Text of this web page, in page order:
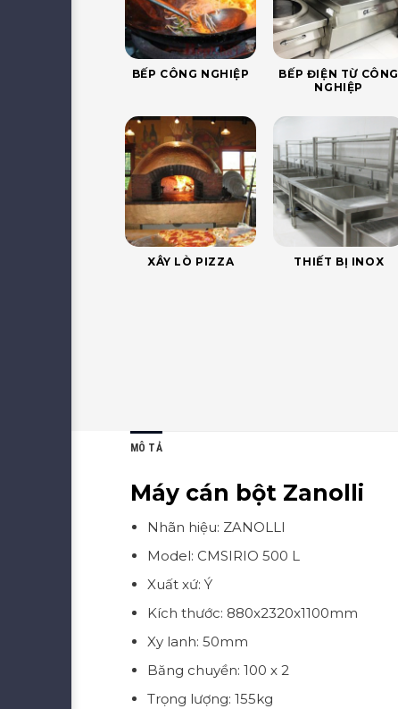
BẾP CÔNG NGHIỆP
BẾP ĐIỆN TỪ CÔNG
NGHIỆP
XÂY LÒ PIZZA THIẾT BỊ INOX
MÔ TẢ
Máy cán bột Zanolli
Nhãn hiệu: ZANOLLI
Model: CMSIRIO 500 L
Xuất xứ: Ý
Kích thước: 880x2320x1100mm
Xy lanh: 50mm
Băng chuyền: 100 x 2
Trọng lượng: 155kg